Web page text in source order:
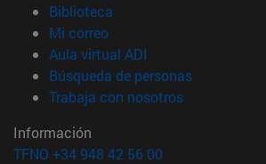
Biblioteca
Mi correo(abre en nueva ventana)
Aula virtual ADI
Búsqueda de personas(abre en
Trabaja con nosotros(abre en
Información
TFNO +34 948 42 56 00